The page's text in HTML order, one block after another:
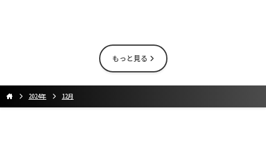
もっと見る
2024年 12月